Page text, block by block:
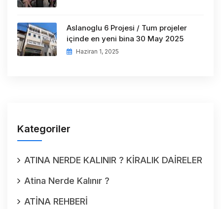
Aslanoglu 6 Projesi / Tum projeler
içinde en yeni bina 30 May 2025
Haziran 1, 2025
Kategoriler
ATINA NERDE KALINIR ? KİRALIK DAİRELER
Atina Nerde Kalınır ?
ATİNA REHBERİ